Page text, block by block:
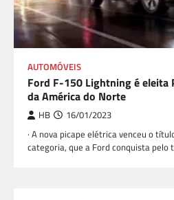
AUTOMÓVEIS
Ford F-150 Lightning é eleita
da América do Norte
HB 16/01/2023
· A nova picape elétrica venceu o
categoria, que a Ford conquista